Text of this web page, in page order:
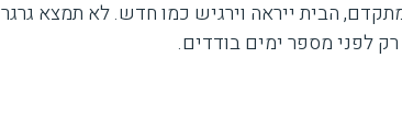
הבית ייראה וירגיש כמו חדש. לא תמצא גרגר
לפני מספר ימים בודדים.